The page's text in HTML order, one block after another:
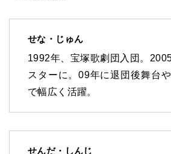
せな・じゅん
1992年、宝塚歌劇団入団。
スターに。09年に退団後舞台
で幅広く活躍。
せんだ・しんじ